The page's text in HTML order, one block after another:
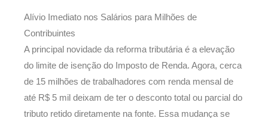
Alívio Imediato nos Salários para Milhões de
Contribuintes
A principal novidade da reforma tributária é a elevação
do limite de isenção do Imposto de Renda. Agora, cerca
de 15 milhões de trabalhadores com renda mensal de
até R$ 5 mil deixam de ter o desconto total ou parcial do
tributo retido diretamente na fonte. Essa mudança se